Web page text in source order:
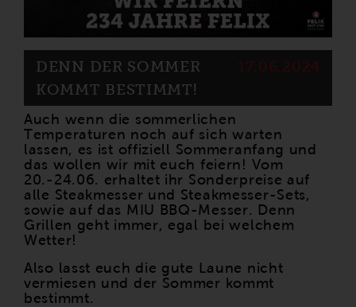
17.06.2024
DENN DER SOMMER
KOMMT BESTIMMT!
Auch wenn die sommerlichen
Temperaturen noch auf sich warten
lassen, es ist offiziell Sommeranfang und
das wollen wir mit euch feiern! Vom
20.-24.06. erhaltet ihr Sonderpreise auf
alle Steakmesser und Steakmesser-Sets,
sowie auf das MIU BBQ-Messer. Denn
Grillen geht immer, egal bei welchem
Wetter!
Also lasst euch die gute Laune nicht
vermiesen und der Sommer kommt
bestimmt.